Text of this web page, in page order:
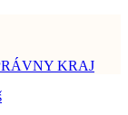
KRAJ